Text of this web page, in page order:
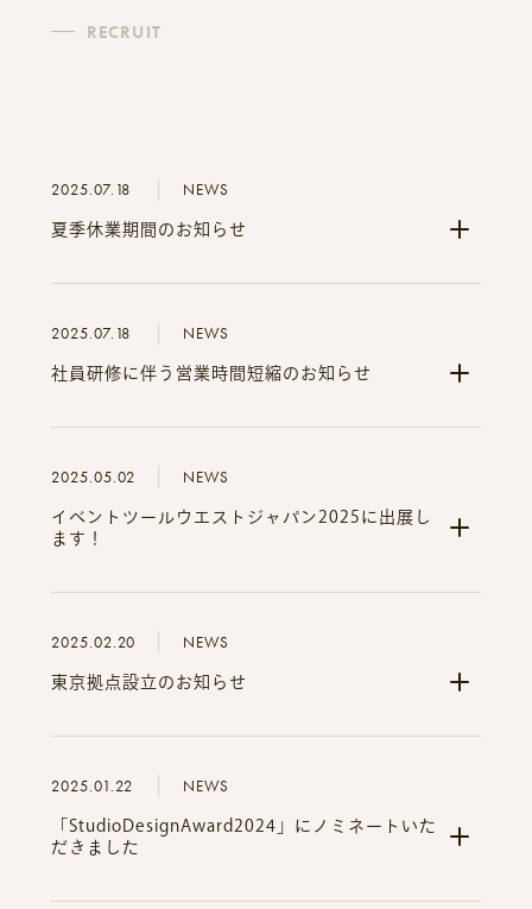
RECRUIT
2025.07.18 NEWS
夏季休業期間のお知らせ
2025.07.18 NEWS
社員研修に伴う営業時間短縮のお知らせ
2025.05.02 NEWS
イベントツールウエストジャパン2025に出展し
ます！
2025.02.20 NEWS
東京拠点設立のお知らせ
2025.01.22 NEWS
「StudioDesignAward2024」にノミネートいた
だきました